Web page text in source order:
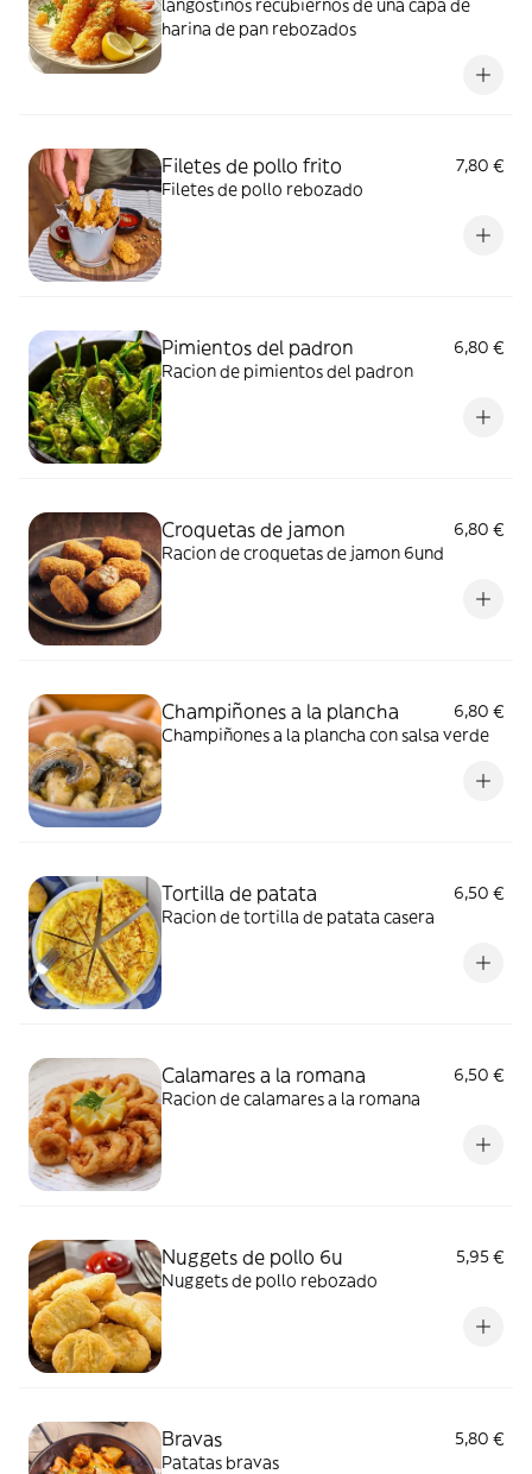
langostinos recubiernos de una capa de
harina de pan rebozados
Filetes de pollo frito
7,80 €
Filetes de pollo rebozado
Pimientos del padron
6,80 €
Racion de pimientos del padron
Croquetas de jamon
6,80 €
Racion de croquetas de jamon 6und
Champiñones a la plancha
6,80 €
Champiñones a la plancha con salsa verde
Tortilla de patata
6,50 €
Racion de tortilla de patata casera
Calamares a la romana
6,50 €
Racion de calamares a la romana
Nuggets de pollo 6u
5,95 €
Nuggets de pollo rebozado
Bravas
5,80 €
Patatas bravas